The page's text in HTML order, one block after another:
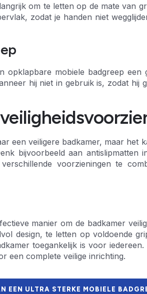
om te letten op de mate van
zodat je handen niet
mobiele badgreep een
hij niet in gebruik is, zodat hij
een veiligere badkamer, maar het
bijvoorbeeld aan antislipmatten
voorzieningen te
manier om de badkamer
design, te letten op voldoende
toegankelijk is voor iedereen.
een complete veilige inrichting.
EEN ULTRA STERKE MOBIELE